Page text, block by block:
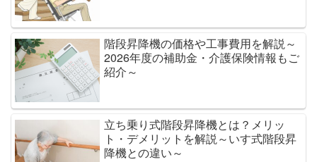
階段昇降機の価格や工事費用を解説～
2026年度の補助金・介護保険情報もご
紹介～
立ち乗り式階段昇降機とは？メリッ
ト・デメリットを解説～いす式階段昇
降機との違い～